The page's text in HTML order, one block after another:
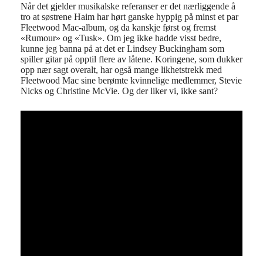
Når det gjelder musikalske referanser er det nærliggende å
tro at søstrene Haim har hørt ganske hyppig på minst et par
Fleetwood Mac-album, og da kanskje først og fremst
«Rumour» og «Tusk». Om jeg ikke hadde visst bedre,
kunne jeg banna på at det er Lindsey Buckingham som
spiller gitar på opptil flere av låtene. Koringene, som dukker
opp nær sagt overalt, har også mange likhetstrekk med
Fleetwood Mac sine berømte kvinnelige medlemmer, Stevie
Nicks og Christine McVie. Og der liker vi, ikke sant?